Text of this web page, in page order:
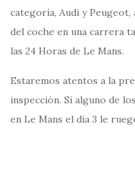
categoría, Audi y
del coche en una carrera
las 24 Horas de Le Mans.
Estaremos atentos a la
inspección. Si alguno de
en Le Mans el día 3 le